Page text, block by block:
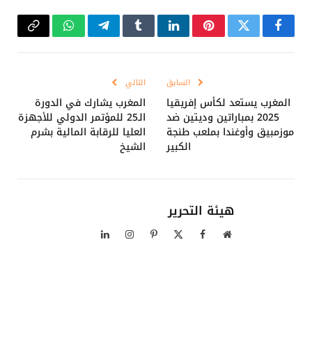
فيسبوكتويتر بينتيريستلينكدإنTumblrتيلقرامواتسابCopy
السابق
المغرب يستعد لكأس إفريقيا
2025 بمباراتين وديتين ضد
موزمبيق وأوغندا بملعب طنجة
الكبير
التالي
المغرب يشارك في الدورة
الـ25 للمؤتمر الدولي للأجهزة
العليا للرقابة المالية بشرم
الشيخ
هيئة التحرير
موقع فيسبوك بينتيريستالانستغراملينكدإن